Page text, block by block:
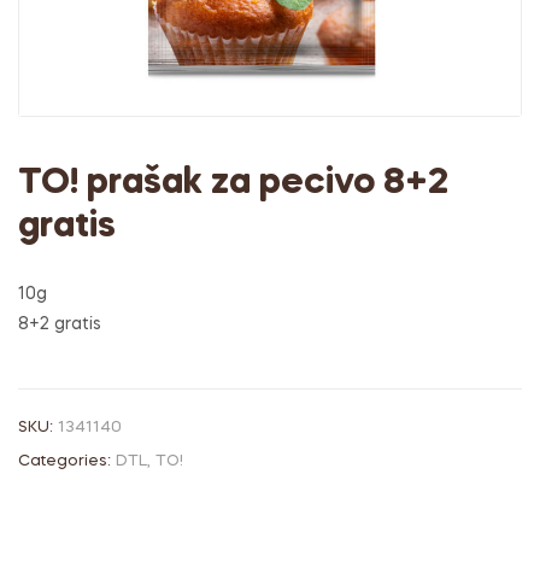
TO! prašak za pecivo 8+2
gratis
10g
8+2 gratis
SKU: 1341140
Categories: DTL, TO!